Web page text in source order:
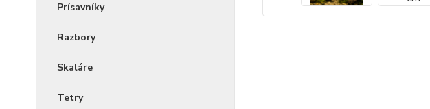
Prísavníky
Razbory
Skaláre
Tetry